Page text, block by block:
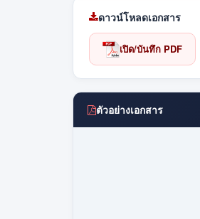
ดาวน์โหลดเอกสาร
เปิด/บันทึก PDF
ตัวอย่างเอกสาร